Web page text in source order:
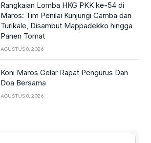
Rangkaian Lomba HKG PKK ke-54 di
Maros: Tim Penilai Kunjungi Camba dan
Turikale, Disambut Mappadekko hingga
Panen Tomat
AGUSTUS 8, 2026
Koni Maros Gelar Rapat Pengurus Dan
Doa Bersama
AGUSTUS 8, 2026